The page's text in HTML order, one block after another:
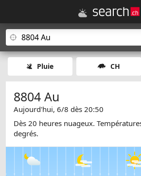
Pluie CH
8804 Au
Aujourd'hui, 6/8 dès 20:50
Dès 20 heures nuageux.
degrés.